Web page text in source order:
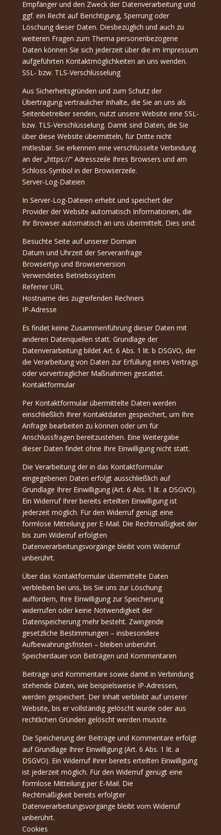
Empfänger und den Zweck der Datenverarbeitung und
ggf. ein Recht auf Berichtigung, Sperrung oder
Löschung dieser Daten. Diesbezüglich und auch zu
weiteren Fragen zum Thema personenbezogene
Daten können Sie sich jederzeit über die im Impressum
aufgeführten Kontaktmöglichkeiten an uns wenden.
SSL- bzw. TLS-Verschlüsselung
Aus Sicherheitsgründen und zum Schutz der
Übertragung vertraulicher Inhalte, die Sie an uns als
Seitenbetreiber senden, nutzt unsere Website eine SSL-
bzw. TLS-Verschlüsselung. Damit sind Daten, die Sie
über diese Website übermitteln, für Dritte nicht
mitlesbar. Sie erkennen eine verschlüsselte Verbindung
an der „https://“ Adresszeile Ihres Browsers und am
Schloss-Symbol in der Browserzeile.
Server-Log-Dateien
In Server-Log-Dateien erhebt und speichert der
Provider der Website automatisch Informationen, die
Ihr Browser automatisch an uns übermittelt. Dies sind:
Besuchte Seite auf unserer Domain
Datum und Uhrzeit der Serveranfrage
Browsertyp und Browserversion
Verwendetes Betriebssystem
Referrer URL
Hostname des zugreifenden Rechners
IP-Adresse
Es findet keine Zusammenführung dieser Daten mit
anderen Datenquellen statt. Grundlage der
Datenverarbeitung bildet Art. 6 Abs. 1 lit. b DSGVO, der
die Verarbeitung von Daten zur Erfüllung eines Vertrags
oder vorvertraglicher Maßnahmen gestattet.
Kontaktformular
Per Kontaktformular übermittelte Daten werden
einschließlich Ihrer Kontaktdaten gespeichert, um Ihre
Anfrage bearbeiten zu können oder um für
Anschlussfragen bereitzustehen. Eine Weitergabe
dieser Daten findet ohne Ihre Einwilligung nicht statt.
Die Verarbeitung der in das Kontaktformular
eingegebenen Daten erfolgt ausschließlich auf
Grundlage Ihrer Einwilligung (Art. 6 Abs. 1 lit. a DSGVO).
Ein Widerruf Ihrer bereits erteilten Einwilligung ist
jederzeit möglich. Für den Widerruf genügt eine
formlose Mitteilung per E-Mail. Die Rechtmäßigkeit der
bis zum Widerruf erfolgten
Datenverarbeitungsvorgänge bleibt vom Widerruf
unberührt.
Über das Kontaktformular übermittelte Daten
verbleiben bei uns, bis Sie uns zur Löschung
auffordern, Ihre Einwilligung zur Speicherung
widerrufen oder keine Notwendigkeit der
Datenspeicherung mehr besteht. Zwingende
gesetzliche Bestimmungen – insbesondere
Aufbewahrungsfristen – bleiben unberührt.
Speicherdauer von Beiträgen und Kommentaren
Beiträge und Kommentare sowie damit in Verbindung
stehende Daten, wie beispielsweise IP-Adressen,
werden gespeichert. Der Inhalt verbleibt auf unserer
Website, bis er vollständig gelöscht wurde oder aus
rechtlichen Gründen gelöscht werden musste.
Die Speicherung der Beiträge und Kommentare erfolgt
auf Grundlage Ihrer Einwilligung (Art. 6 Abs. 1 lit. a
DSGVO). Ein Widerruf Ihrer bereits erteilten Einwilligung
ist jederzeit möglich. Für den Widerruf genügt eine
formlose Mitteilung per E-Mail. Die
Rechtmäßigkeit bereits erfolgter
Datenverarbeitungsvorgänge bleibt vom Widerruf
unberührt.
Cookies